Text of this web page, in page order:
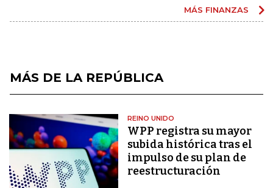
MÁS FINANZAS
MÁS DE LA REPÚBLICA
REINO UNIDO
WPP registra su mayor
subida histórica tras el
impulso de su plan de
reestructuración